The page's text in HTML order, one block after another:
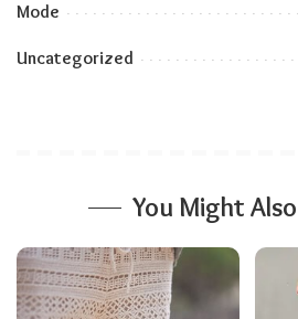
Mode
Uncategorized
You Might